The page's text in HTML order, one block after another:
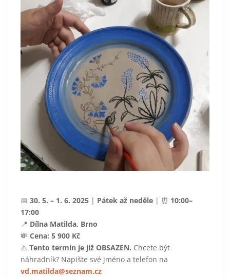
📅 30. 5. – 1. 6. 2025 | Pátek až neděle | ⏰ 10:00–
17:00
📍 Dílna Matilda, Brno
💸 Cena: 5 900 Kč
⚠️ Tento termín je již OBSAZEN. Chcete být
náhradník? Napište své jméno a telefon na
vd.matilda@seznam.cz